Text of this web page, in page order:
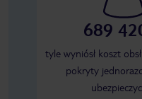
689
tyle wyniósł koszt
pokryty